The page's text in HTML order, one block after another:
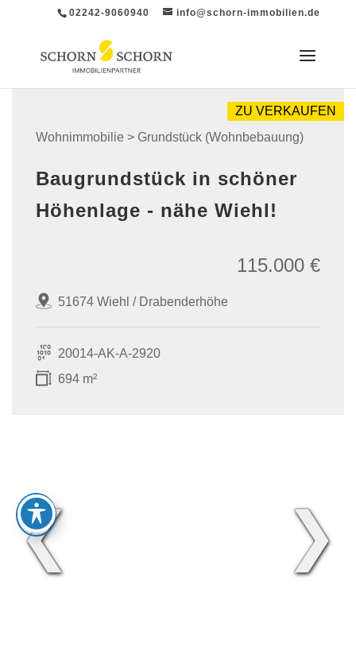
02242-9060940 info@schorn-immobilien.de
Wohnimmobilie > Grundstück (Wohnbebauung)
ZU VERKAUFEN
Baugrundstück in schöner
Höhenlage - nähe Wiehl!
51674 Wiehl / Drabenderhöhe
115.000 €
20014-AK-A-2920
694 m²
❮ ❯